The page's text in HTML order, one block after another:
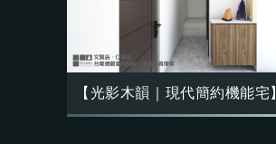
【光影木韻｜現代簡約機能宅